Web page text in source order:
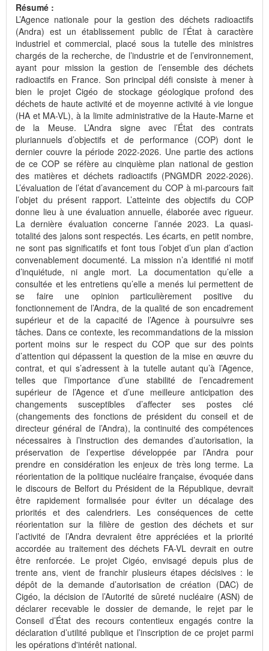
Résumé :
L’Agence nationale pour la gestion des déchets radioactifs
(Andra) est un établissement public de l’État à caractère
industriel et commercial, placé sous la tutelle des ministres
chargés de la recherche, de l’industrie et de l’environnement,
ayant pour mission la gestion de l’ensemble des déchets
radioactifs en France. Son principal défi consiste à mener à
bien le projet Cigéo de stockage géologique profond des
déchets de haute activité et de moyenne activité à vie longue
(HA et MA-VL), à la limite administrative de la Haute-Marne et
de la Meuse. L’Andra signe avec l’État des contrats
pluriannuels d’objectifs et de performance (COP) dont le
dernier couvre la période 2022-2026. Une partie des actions
de ce COP se réfère au cinquième plan national de gestion
des matières et déchets radioactifs (PNGMDR 2022-2026).
L’évaluation de l’état d’avancement du COP à mi-parcours fait
l’objet du présent rapport. L’atteinte des objectifs du COP
donne lieu à une évaluation annuelle, élaborée avec rigueur.
La dernière évaluation concerne l’année 2023. La quasi-
totalité des jalons sont respectés. Les écarts, en petit nombre,
ne sont pas significatifs et font tous l’objet d’un plan d’action
convenablement documenté. La mission n’a identifié ni motif
d’inquiétude, ni angle mort. La documentation qu’elle a
consultée et les entretiens qu’elle a menés lui permettent de
se faire une opinion particulièrement positive du
fonctionnement de l’Andra, de la qualité de son encadrement
supérieur et de la capacité de l’Agence à poursuivre ses
tâches. Dans ce contexte, les recommandations de la mission
portent moins sur le respect du COP que sur des points
d’attention qui dépassent la question de la mise en œuvre du
contrat, et qui s’adressent à la tutelle autant qu’à l’Agence,
telles que l’importance d’une stabilité de l’encadrement
supérieur de l’Agence et d’une meilleure anticipation des
changements susceptibles d’affecter ses postes clé
(changements des fonctions de président du conseil et de
directeur général de l’Andra), la continuité des compétences
nécessaires à l’instruction des demandes d’autorisation, la
préservation de l’expertise développée par l’Andra pour
prendre en considération les enjeux de très long terme. La
réorientation de la politique nucléaire française, évoquée dans
le discours de Belfort du Président de la République, devrait
être rapidement formalisée pour éviter un décalage des
priorités et des calendriers. Les conséquences de cette
réorientation sur la filière de gestion des déchets et sur
l’activité de l’Andra devraient être appréciées et la priorité
accordée au traitement des déchets FA-VL devrait en outre
être renforcée. Le projet Cigéo, envisagé depuis plus de
trente ans, vient de franchir plusieurs étapes décisives : le
dépôt de la demande d’autorisation de création (DAC) de
Cigéo, la décision de l’Autorité de sûreté nucléaire (ASN) de
déclarer recevable le dossier de demande, le rejet par le
Conseil d’État des recours contentieux engagés contre la
déclaration d’utilité publique et l’inscription de ce projet parmi
les opérations d'intérêt national.